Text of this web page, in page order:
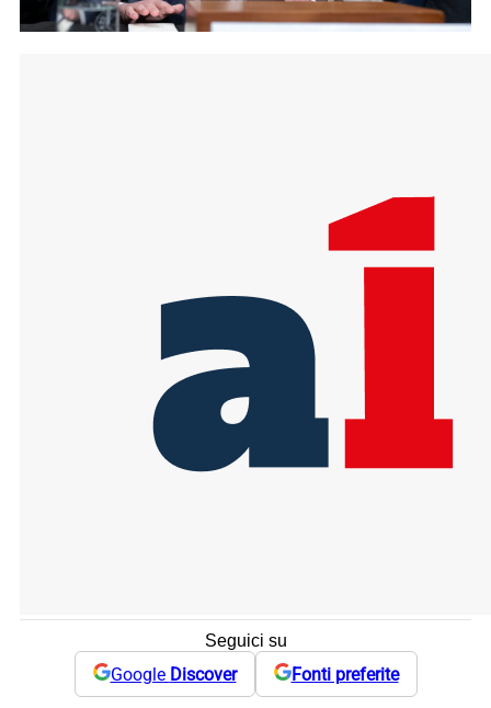
Seguici su
Google Discover Fonti preferite